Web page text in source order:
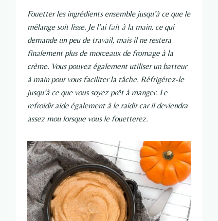
Fouetter les ingrédients ensemble jusqu’à ce que le
mélange soit lisse. Je l’ai fait à la main, ce qui
demande un peu de travail, mais il ne restera
finalement plus de morceaux de fromage à la
crème. Vous pouvez également utiliser un batteur
à main pour vous faciliter la tâche. Réfrigérez-le
jusqu’à ce que vous soyez prêt à manger. Le
refroidir aide également à le raidir car il deviendra
assez mou lorsque vous le fouetterez.